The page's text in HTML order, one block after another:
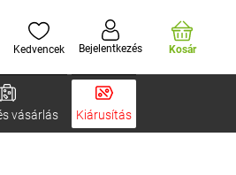
Kedvencek Bejelentkezés Kosár
vásárlás Kiárusítás